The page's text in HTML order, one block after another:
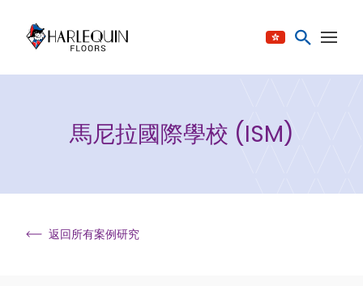
馬尼拉國際學校 (ISM)
返回所有案例研究